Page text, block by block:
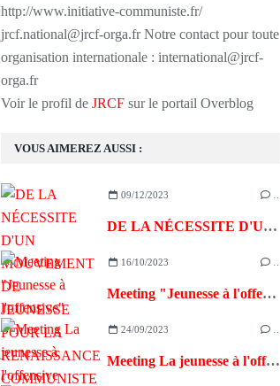
http://www.initiative-communiste.fr/
jrcf.national@jrcf-orga.fr Notre contact pour toute
organisation internationale : international@jrcf-
orga.fr
Voir le profil de JRCF sur le portail Overblog
VOUS AIMEREZ AUSSI :
09/12/2023
DE LA NÉCESSITE D'UN MOUVEMENT DE JEUNESSE POUR LA RENAISSANCE COMMUNISTE EN FRANCE
16/10/2023
Meeting "Jeunesse à l'offensive"
24/09/2023
Meeting La jeunesse à l'offensive [PHOTOS]